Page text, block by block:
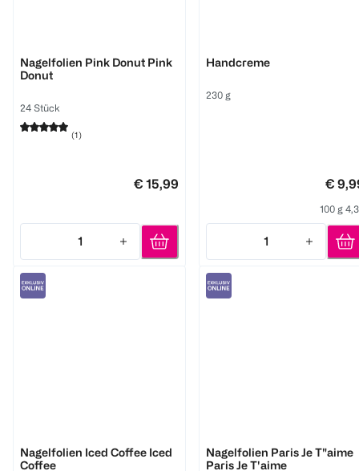
Nagelfolien Pink Donut Pink
Donut
24 Stück
(1)
€ 15,99
1
Quantity: 1
Handcreme
230 g
€
100 g
1
Quantity: 1
Nagelfolien Iced Coffee Iced
Coffee
Nagelfolien Paris Je T"aime
Paris Je T'aime